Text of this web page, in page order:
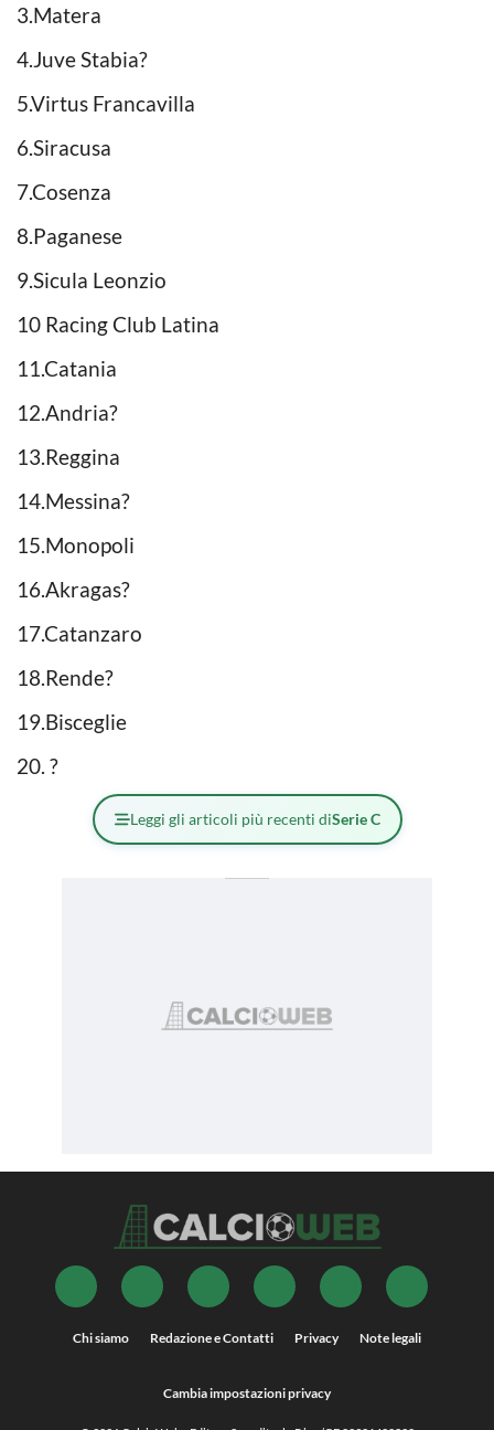
3.Matera
4.Juve Stabia?
5.Virtus Francavilla
6.Siracusa
7.Cosenza
8.Paganese
9.Sicula Leonzio
10 Racing Club Latina
11.Catania
12.Andria?
13.Reggina
14.Messina?
15.Monopoli
16.Akragas?
17.Catanzaro
18.Rende?
19.Bisceglie
20. ?
Leggi gli articoli più recenti diSerie C
Chi siamo Redazione e Contatti Privacy Note legali
Cambia impostazioni privacy